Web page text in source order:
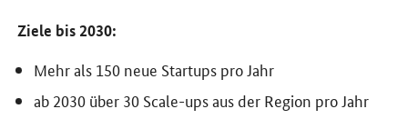
Ziele bis 2030:
Mehr als 150 neue Startups pro Jahr
ab 2030 über 30 Scale-ups aus der Region pro Jahr